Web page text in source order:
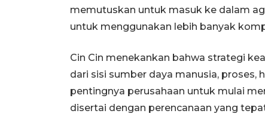
memutuskan untuk masuk ke dalam
untuk menggunakan lebih banyak
Cin Cin menekankan bahwa strategi
dari sisi sumber daya manusia,
pentingnya perusahaan untuk mulai
disertai dengan perencanaan yang